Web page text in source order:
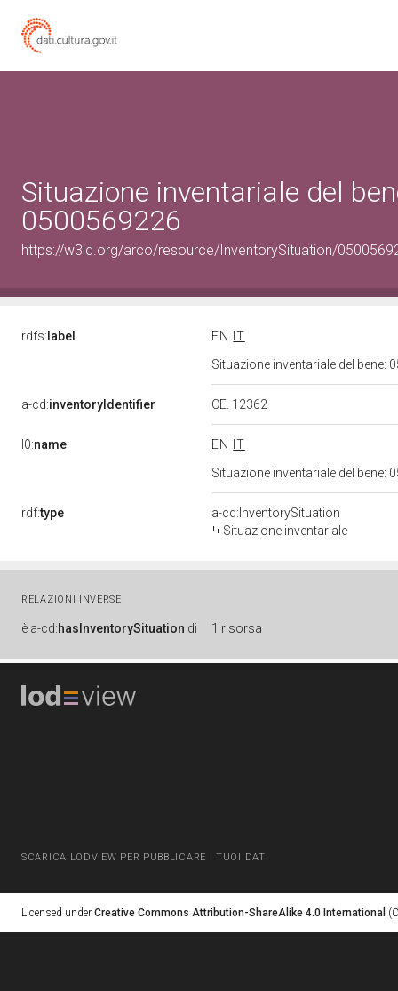
Situazione inventariale del
0500569226
https://w3id.org/arco/resource/InventorySituation/
rdfs: label EN
IT
Situazione inventariale del bene:
a-cd:inventoryIdentifier CE. 12362
l0:name EN
IT
Situazione inventariale del bene:
rdf:type
a-cd:InventorySituation
Situazione inventariale
RELAZIONI INVERSE
è a-cd:hasInventorySituation di 1 risorsa
SCARICA LODVIEW PER PUBBLICARE I TUOI DATI
Licensed under Creative Commons Attribution-ShareAlike 4.0 International